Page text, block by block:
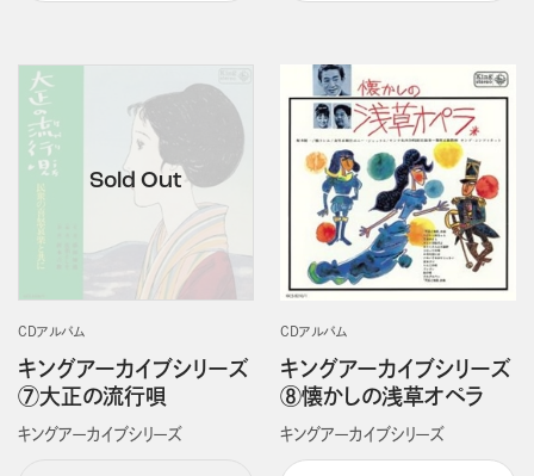
CDアルバム
キングアーカイブシリーズ
⑦大正の流行唄
キングアーカイブシリーズ
CDアルバム
キングアーカイブシリーズ
⑧懐かしの浅草オペラ
キングアーカイブシリーズ